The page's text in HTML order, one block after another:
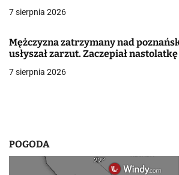
w
i
s
7 sierpnia 2026
Mężczyzna zatrzymany nad
usłyszał zarzut. Zaczepiał nastolatkę
7 sierpnia 2026
POGODA